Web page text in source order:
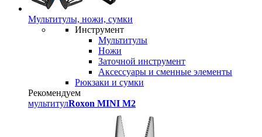
Мультитулы, ножи, сумки
Инструмент
Мультитулы
Ножи
Заточной инструмент
Аксессуары и сменные элементы
Рюкзаки и сумки
Рекомендуем
мультитулRoxon MINI M2